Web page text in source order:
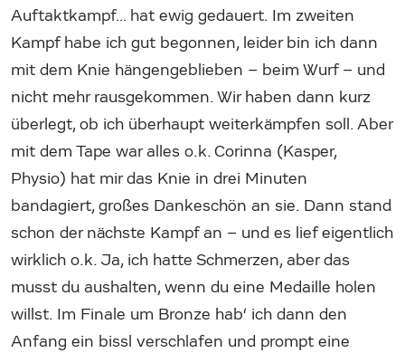
Auftaktkampf… hat ewig gedauert. Im zweiten
Kampf habe ich gut begonnen, leider bin ich dann
mit dem Knie hängengeblieben – beim Wurf – und
nicht mehr rausgekommen. Wir haben dann kurz
überlegt, ob ich überhaupt weiterkämpfen soll. Aber
mit dem Tape war alles o.k. Corinna (Kasper,
Physio) hat mir das Knie in drei Minuten
bandagiert, großes Dankeschön an sie. Dann stand
schon der nächste Kampf an – und es lief eigentlich
wirklich o.k. Ja, ich hatte Schmerzen, aber das
musst du aushalten, wenn du eine Medaille holen
willst. Im Finale um Bronze hab‘ ich dann den
Anfang ein bissl verschlafen und prompt eine